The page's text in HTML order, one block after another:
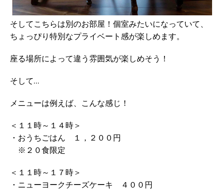
そしてこちらは別のお部屋！個室みたいになっていて、
ちょっぴり特別なプライベート感が楽しめます。
座る場所によって違う雰囲気が楽しめそう！
そして…
メニューは例えば、こんな感じ！
＜１１時～１４時＞
・おうちごはん １，２００円
※２０食限定
＜１１時～１７時＞
・ニューヨークチーズケーキ ４００円